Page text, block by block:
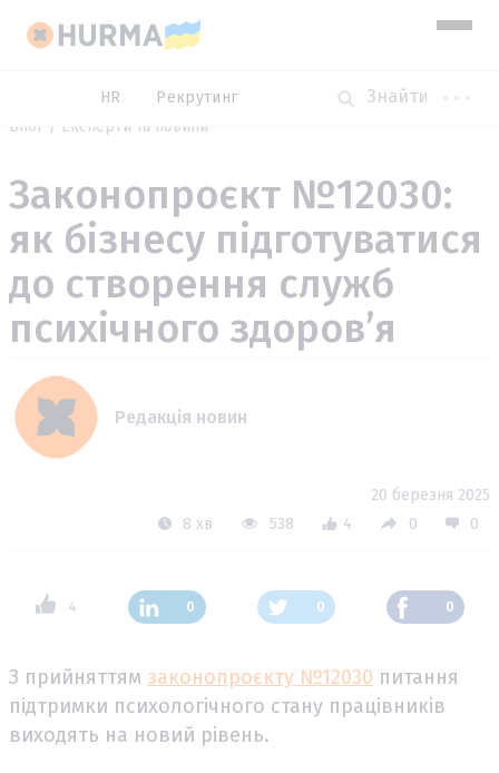
HR
Рекрутинг
Блог
Експерти та новини
Законопроєкт №12030:
як бізнесу підготуватися
до створення служб
психічного здоров’я
Редакція новин
20 березня 2025
8 хв
538 4 0 0
4 0 0 0
З прийняттям законопроєкту №12030 питання
підтримки психологічного стану працівників
виходять на новий рівень.